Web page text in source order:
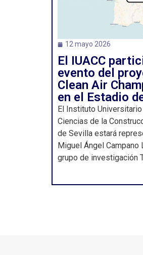
12 mayo 2026
El IUACC
evento del
Clean Air
en el Estadio
El Instituto
Ciencias de la
de Sevilla estará
Miguel Ángel Campano
grupo de investigación